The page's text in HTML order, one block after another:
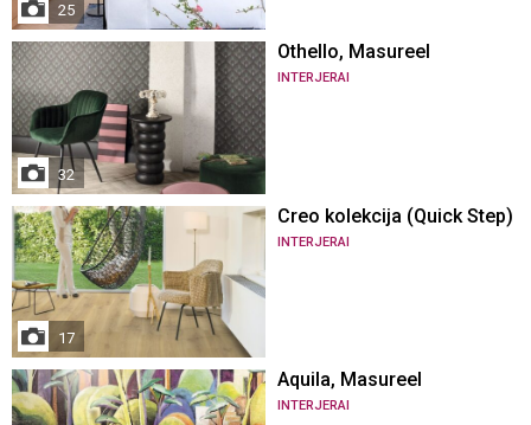
25
32
Othello, Masureel
INTERJERAI
17
Creo kolekcija (Quick Step)
INTERJERAI
Aquila, Masureel
INTERJERAI